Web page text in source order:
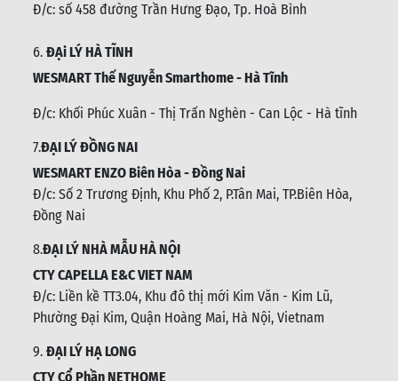
Đ/c: số 458 đường Trần Hưng Đạo, Tp. Hoà Bình
6. ĐẠi LÝ HÀ TĨNH
WESMART Thế Nguyễn Smarthome - Hà Tĩnh
Đ/c: Khối Phúc Xuân - Thị Trấn Nghèn - Can Lộc - Hà tĩnh
7.ĐẠI LÝ ĐỒNG NAI
WESMART ENZO Biên Hòa - Đồng Nai
Đ/c: Số 2 Trương Định, Khu Phố 2, P.Tân Mai, TP.Biên Hòa,
Đồng Nai
8.ĐẠI LÝ NHÀ MẪU HÀ NỘI
CTY CAPELLA E&C VIET NAM
Đ/c: Liền kề TT3.04, Khu đô thị mới Kim Văn - Kim Lũ,
Phường Đại Kim, Quận Hoàng Mai, Hà Nội, Vietnam
9. ĐẠI LÝ HẠ LONG
CTY Cổ Phần NETHOME